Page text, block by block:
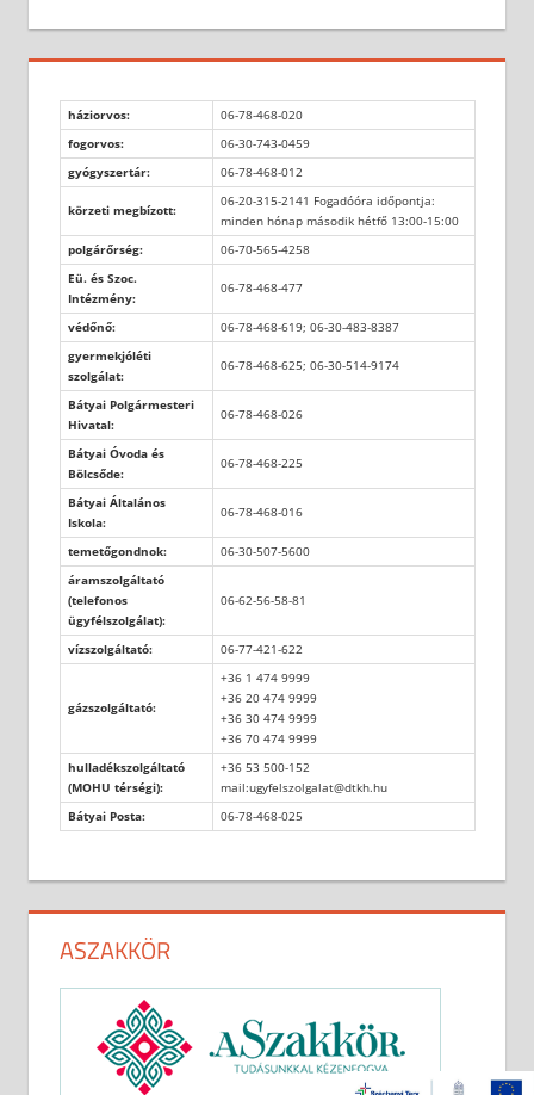
háziorvos:
06-78-468-020
fogorvos:
06-30-743-0459
gyógyszertár:
06-78-468-012
körzeti megbízott:
06-20-315-2141 Fogadóóra időpontja:
minden hónap második hétfő 13:00-15:00
polgárőrség:
06-70-565-4258
Eü. és Szoc.
Intézmény:
06-78-468-477
védőnő:
06-78-468-619; 06-30-483-8387
gyermekjóléti
szolgálat:
06-78-468-625; 06-30-514-9174
Bátyai Polgármesteri
Hivatal:
06-78-468-026
Bátyai Óvoda és
Bölcsőde:
06-78-468-225
Bátyai Általános
Iskola:
06-78-468-016
temetőgondnok:
06-30-507-5600
áramszolgáltató
(telefonos
ügyfélszolgálat):
06-62-56-58-81
vízszolgáltató: 06-77-421-622
gázszolgáltató:
+36 1 474 9999
+36 20 474 9999
+36 30 474 9999
+36 70 474 9999
hulladékszolgáltató
(MOHU térségi):
+36 53 500-152
mail:ugyfelszolgalat@dtkh.hu
Bátyai Posta:
06-78-468-025
ASZAKKÖR